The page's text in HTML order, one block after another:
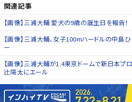
関連記事
【画像】三浦大輔 愛犬の9歳の誕生日を報告！
【画像】三浦大輔、女子100mハードルの中島
ー
【画像】三浦大輔が1.4東京ドームで新日本プ
辻陽太にエール